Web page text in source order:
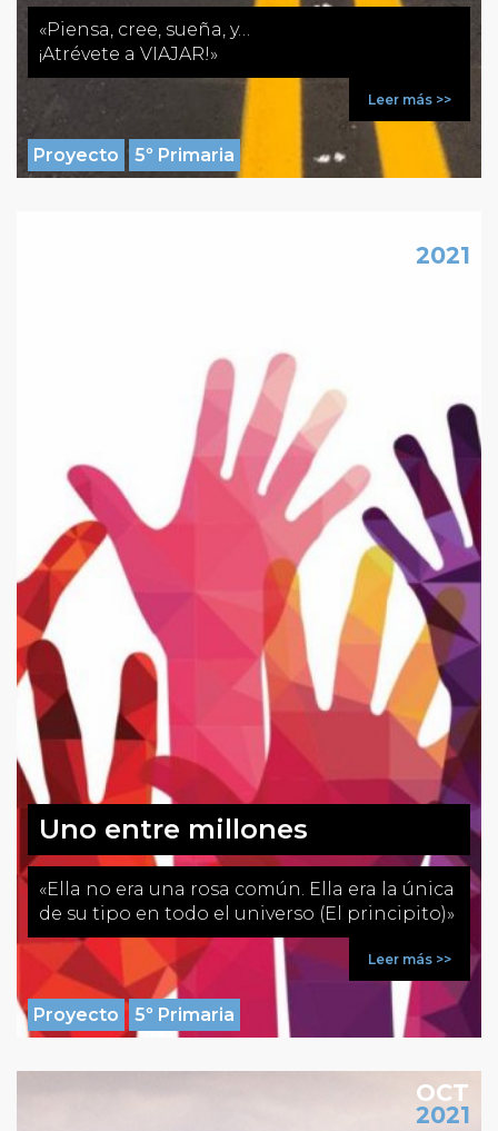
«Piensa, cree, sueña, y…
¡Atrévete a VIAJAR!»
Leer más >>
Proyecto 5º Primaria
2021
Uno entre millones
«Ella no era una rosa común. Ella era la única
de su tipo en todo el universo (El principito)»
Leer más >>
Proyecto 5º Primaria
OCT
2021